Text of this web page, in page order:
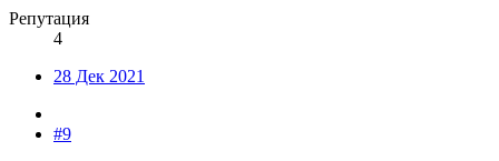
Репутация
4
28 Дек 2021
#9